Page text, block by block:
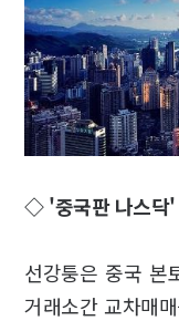
◇ '중국판 나스닥'
선강퉁은 중국 본
거래소간 교차매